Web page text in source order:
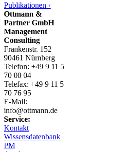
Publikationen ›
Ottmann &
Partner GmbH
Management
Consulting
Frankenstr. 152
90461 Nürnberg
Telefon: +49 9 11 5
70 00 04
Telefax: +49 9 11 5
70 76 95
E-Mail:
info@ottmann.de
Service:
Kontakt
Wissensdatenbank
PM